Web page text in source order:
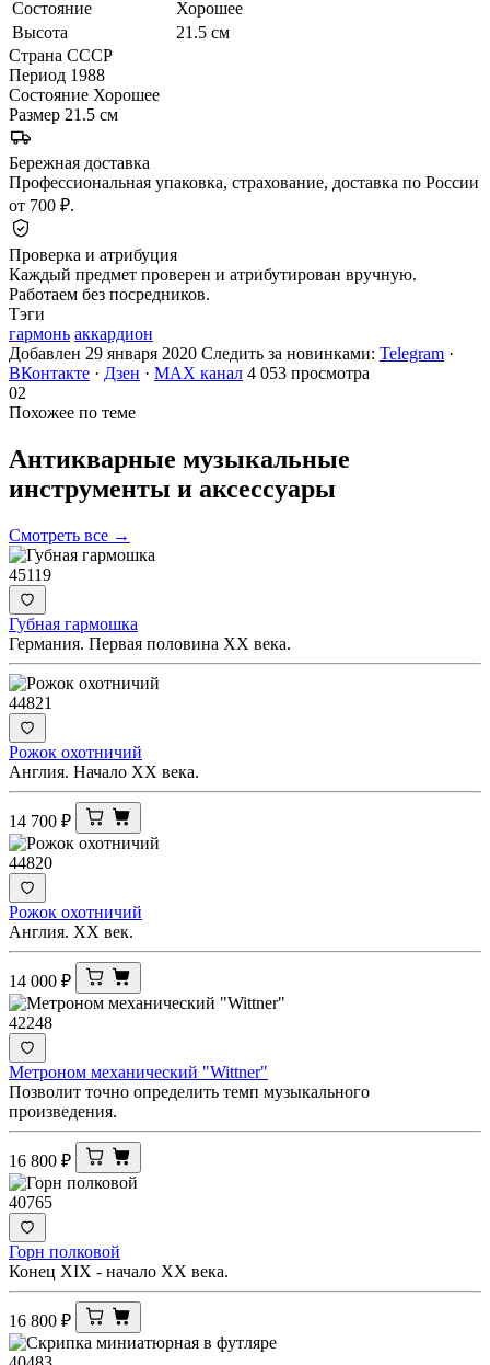
Состояние
Хорошее
Высота
21.5 см
Страна СССР
Период 1988
Состояние Хорошее
Размер 21.5 см
Бережная доставка
Профессиональная упаковка, страхование, доставка по России
от 700 ₽.
Проверка и атрибуция
Каждый предмет проверен и атрибутирован вручную.
Работаем без посредников.
Тэги
гармонь аккардион
Добавлен 29 января 2020 Следить за новинками: Telegram ·
ВКонтакте · Дзен · MAX канал 4 053 просмотра
02
Похожее по теме
Антикварные музыкальные
инструменты и аксессуары
Смотреть все →
45119
Губная гармошка
Германия. Первая половина XX века.
44821
Рожок охотничий
Англия. Начало XX века.
14 700 ₽
44820
Рожок охотничий
Англия. XX век.
14 000 ₽
42248
Метроном механический "Wittner"
Позволит точно определить темп музыкального
произведения.
16 800 ₽
40765
Горн полковой
Конец XIX - начало ХХ века.
16 800 ₽